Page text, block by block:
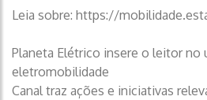
Leia sobre: https://
Planeta Elétrico insere o leitor no
eletromobilidade
Canal traz ações e iniciativas